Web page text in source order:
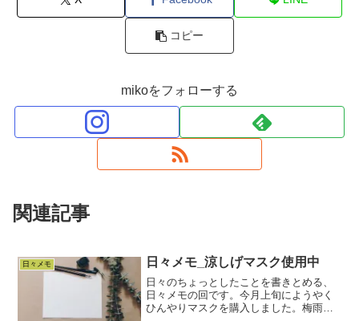
コピー
mikoをフォローする
関連記事
日々メモ 日々メモ_涼しげマスク使用中
日々のちょっとしたことを書きとめる、
日々メモの回です。今月上旬にようやく
ひんやりマスクを購入しました。梅雨明